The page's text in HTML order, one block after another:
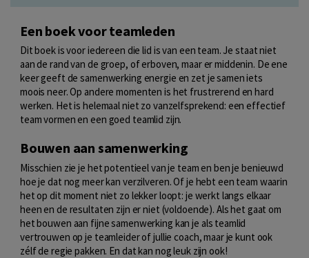
Een boek voor teamleden
Dit boek is voor iedereen die lid is van een team. Je staat niet
aan de rand van de groep, of erboven, maar er middenin. De ene
keer geeft de samenwerking energie en zet je samen iets
moois neer. Op andere momenten is het frustrerend en hard
werken. Het is helemaal niet zo vanzelfsprekend: een effectief
team vormen en een goed teamlid zijn.
Bouwen aan samenwerking
Misschien zie je het potentieel van je team en ben je benieuwd
hoe je dat nog meer kan verzilveren. Of je hebt een team waarin
het op dit moment niet zo lekker loopt: je werkt langs elkaar
heen en de resultaten zijn er niet (voldoende). Als het gaat om
het bouwen aan fijne samenwerking kan je als teamlid
vertrouwen op je teamleider of jullie coach, maar je kunt ook
zélf de regie pakken. En dat kan nog leuk zijn ook!